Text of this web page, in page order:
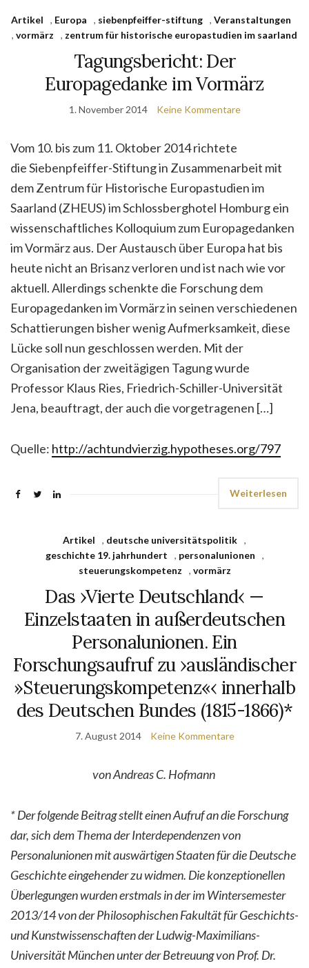
Artikel , Europa , siebenpfeiffer-stiftung , Veranstaltungen
, vormärz , zentrum für historische europastudien im saarland
Tagungsbericht: Der
Europagedanke im Vormärz
1. November 2014 Keine Kommentare
Vom 10. bis zum 11. Oktober 2014 richtete
die Siebenpfeiffer-Stiftung in Zusammenarbeit mit
dem Zentrum für Historische Europastudien im
Saarland (ZHEUS) im Schlossberghotel Homburg ein
wissenschaftliches Kolloquium zum Europagedanken
im Vormärz aus. Der Austausch über Europa hat bis
heute nicht an Brisanz verloren und ist nach wie vor
aktuell. Allerdings schenkte die Forschung dem
Europagedanken im Vormärz in seinen verschiedenen
Schattierungen bisher wenig Aufmerksamkeit, diese
Lücke soll nun geschlossen werden. Mit der
Organisation der zweitägigen Tagung wurde
Professor Klaus Ries, Friedrich-Schiller-Universität
Jena, beauftragt, der auch die vorgetragenen […]
Quelle: http://achtundvierzig.hypotheses.org/797
Weiterlesen
Artikel , deutsche universitätspolitik ,
geschichte 19. jahrhundert
, personalunionen
,
steuerungskompetenz
, vormärz
Das ›Vierte Deutschland‹ —
Einzelstaaten in außerdeutschen
Personalunionen. Ein
Forschungsaufruf zu ›ausländischer
»Steuerungskompetenz«‹ innerhalb
des Deutschen Bundes (1815-1866)*
7. August 2014 Keine Kommentare
vonAndreas C. Hofmann
* Der folgende Beitrag stellt einen Aufruf an die Forschung
dar, sich dem Thema der Interdependenzen von
Personalunionen mit auswärtigen Staaten für die Deutsche
Geschichte eingehender zu widmen. Die konzeptionellen
Überlegungen wurden erstmals in der im Wintersemester
2013/14 von der Philosophischen Fakultät für Geschichts-
und Kunstwissenschaften der Ludwig-Maximilians-
Universität München unter der Betreuung von Prof. Dr.